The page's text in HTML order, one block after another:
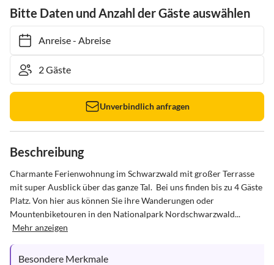
Bitte Daten und Anzahl der Gäste auswählen
Anreise- Abreise
Unverbindlich anfragen
Beschreibung
Charmante Ferienwohnung im Schwarzwald mit großer Terrasse
mit super Ausblick über das ganze Tal.  Bei uns finden bis zu 4 Gäste
Platz. Von hier aus können Sie ihre Wanderungen oder
Mountenbiketouren in den Nationalpark Nordschwarzwald...
Mehr anzeigen
Besondere Merkmale